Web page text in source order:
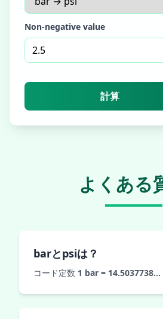
Non-negative value
計算
よくある
barとpsiは？
コード定数 1 bar =